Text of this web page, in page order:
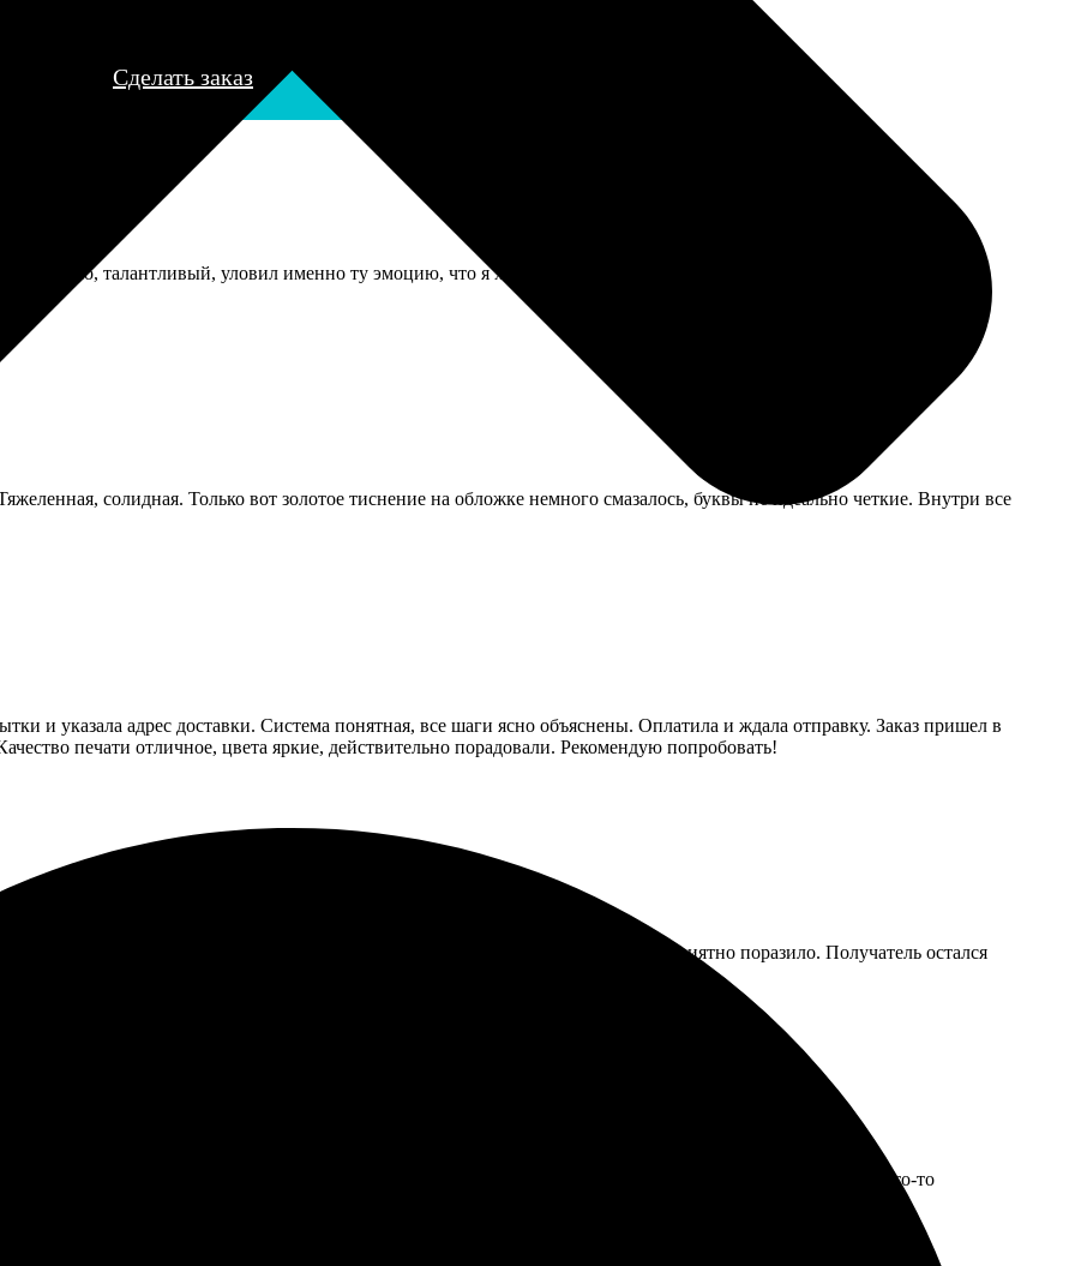
Сделать заказ
видимо, талантливый, уловил именно ту эмоцию, что я хотела. Ждала дольше, чем обычную печать, но это того
солидная. Только вот золотое тиснение на обложке немного смазалось, буквы не идеально четкие. Внутри все
и указала адрес доставки. Система понятная, все шаги ясно объяснены. Оплатила и ждала отправку. Заказ пришел в
печати отличное, цвета яркие, действительно порадовали. Рекомендую попробовать!
оформить легко, выбор большой. Доставка в срок. Картинки яркие, качество приятно поразило. Получатель остался
в Нижневартовск. Все прошло гладко и быстро. Очень понравился выбор дизайнов, можно подобрать что-то
Открытки пришли точно в срок и в отличном качестве. Удовлетворила все ожидания! Рекомендую!